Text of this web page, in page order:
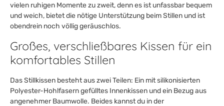
vielen ruhigen Momente zu zweit, denn es ist unfassbar bequem
und weich, bietet die nötige Unterstützung beim Stillen und ist
obendrein noch völlig geräuschlos.
Großes, verschließbares Kissen für ein
komfortables Stillen
Das Stillkissen besteht aus zwei Teilen: Ein mit silikonisierten
Polyester-Hohlfasern gefülltes Innenkissen und ein Bezug aus
angenehmer Baumwolle. Beides kannst du in der